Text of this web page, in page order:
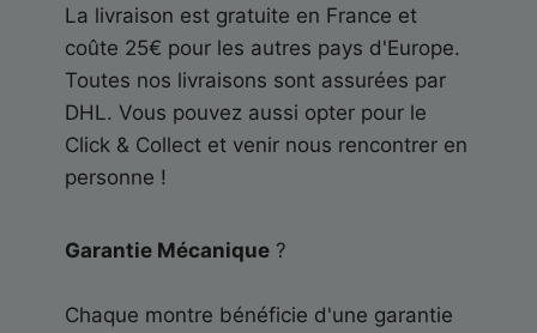
La livraison est gratuite en France et
coûte 25€ pour les autres pays d'Europe.
Toutes nos livraisons sont assurées par
DHL. Vous pouvez aussi opter pour le
Click & Collect et venir nous rencontrer en
personne !
Garantie Mécanique ?
Chaque montre bénéficie d'une garantie